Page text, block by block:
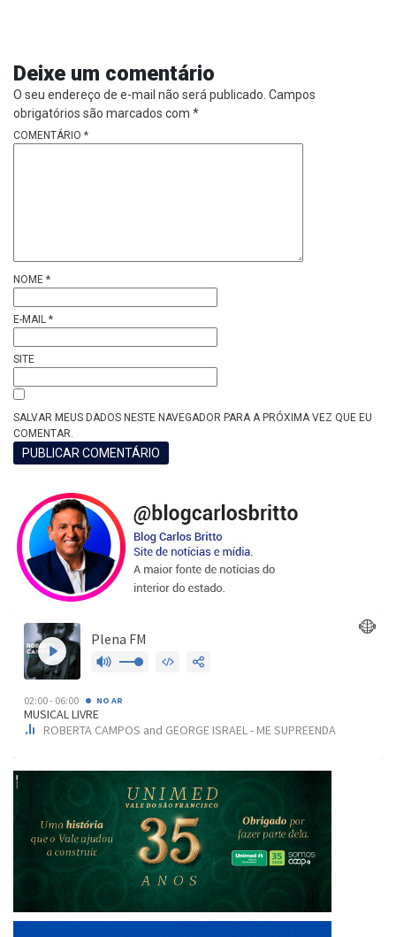
Deixe um comentário
O seu endereço de e-mail não será publicado. Campos
obrigatórios são marcados com *
COMENTÁRIO *
NOME *
E-MAIL *
SITE
SALVAR MEUS DADOS NESTE NAVEGADOR PARA A PRÓXIMA VEZ QUE EU
COMENTAR.